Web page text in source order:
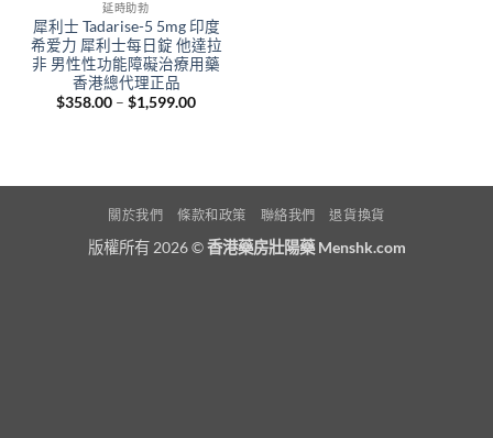
延時助勃
犀利士 Tadarise-5 5mg 印度
希爱力 犀利士每日錠 他達拉
非 男性性功能障礙治療用藥
香港總代理正品
$358.00 – $1,599.00Price
關於我們 條款和政策 聯絡我們 退貨換貨
版權所有 2026 ©香港藥房壯陽藥 Menshk.com